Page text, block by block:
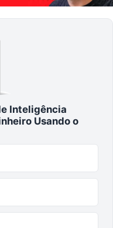
Inteligência
Usando o